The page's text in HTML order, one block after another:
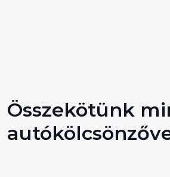
Összekötünk